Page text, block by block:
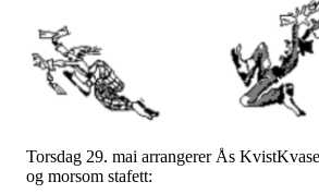
Torsdag 29. mai arrangerer Ås
og morsom stafett: